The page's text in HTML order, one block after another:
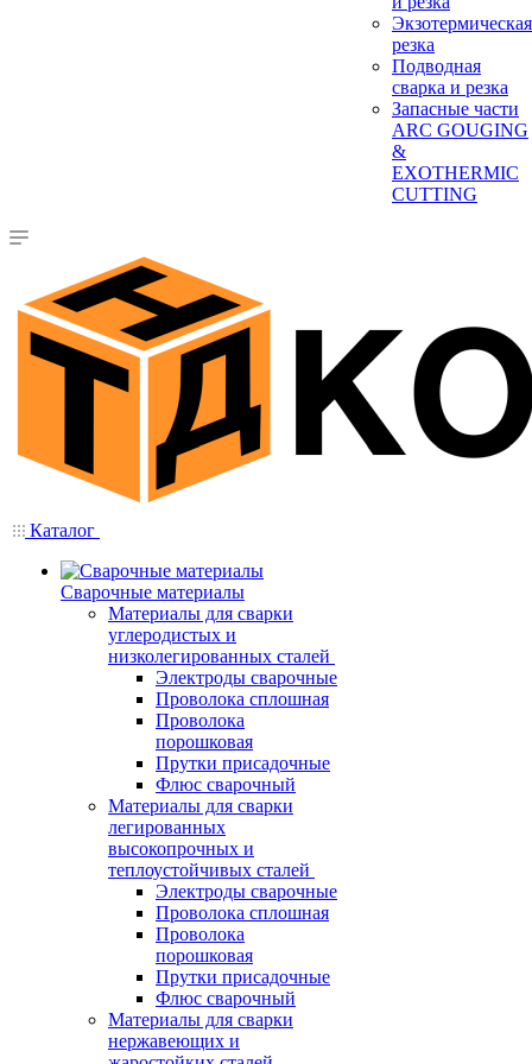
Экзотермическая
резка
Подводная
сварка и резка
Запасные части
ARC GOUGING
&
EXOTHERMIC
CUTTING
Каталог
Сварочные материалы
Материалы для сварки
углеродистых и
низколегированных сталей
Электроды сварочные
Проволока сплошная
Проволока
порошковая
Прутки присадочные
Флюс сварочный
Материалы для сварки
легированных
высокопрочных и
теплоустойчивых сталей
Электроды сварочные
Проволока сплошная
Проволока
порошковая
Прутки присадочные
Флюс сварочный
Материалы для сварки
нержавеющих и